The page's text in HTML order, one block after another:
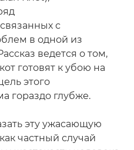
с
в одной из
ведется о том,
готовят к убою на
этого
гораздо глубже.
эту ужасающую
частный случай